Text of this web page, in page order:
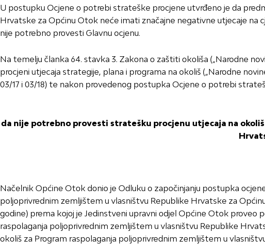
U postupku Ocjene o potrebi strateške procjene utvrđeno je da
Hrvatske za Općinu Otok neće imati značajne negativne utjecaje na
nije potrebno provesti Glavnu ocjenu.
Na temelju članka 64. stavka 3. Zakona o zaštiti okoliša („Narodne
procjeni utjecaja strategije, plana i programa na okoliš („Narodne
03/17 i 03/18) te nakon provedenog postupka Ocjene o potrebi
da nije potrebno provesti stratešku procjenu utjecaja na
Načelnik Općine Otok donio je Odluku o započinjanju postupka
poljoprivrednim zemljištem u vlasništvu Republike Hrvatske za Općinu
godine) prema kojoj je Jedinstveni upravni odjel Općine Otok
raspolaganja poljoprivrednim zemljištem u vlasništvu Republike
okoliš za Program raspolaganja poljoprivrednim zemljištem u